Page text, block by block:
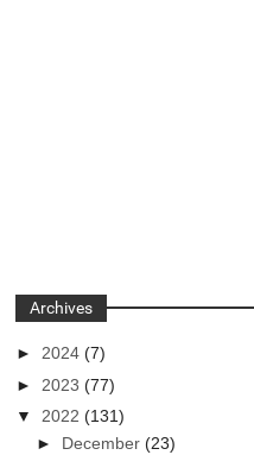
Archives
►2024(7)
► 2023(77)
▼2022(131)
► December(23)